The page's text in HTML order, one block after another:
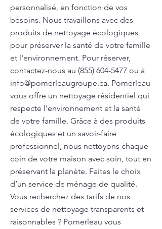
personnalisé, en fonction de vos
besoins. Nous travaillons avec des
produits de nettoyage écologiques
pour préserver la santé de votre famille
et l'environnement. Pour réserver,
contactez-nous au (855) 604-5477 ou à
info@pomerleaugroupe.ca. Pomerleau
vous offre un nettoyage résidentiel qui
respecte l’environnement et la santé
de votre famille. Grâce à des produits
écologiques et un savoir-faire
professionnel, nous nettoyons chaque
coin de votre maison avec soin, tout en
préservant la planète. Faites le choix
d’un service de ménage de qualité.
Vous recherchez des tarifs de nos
services de nettoyage transparents et
raisonnables ? Pomerleau vous